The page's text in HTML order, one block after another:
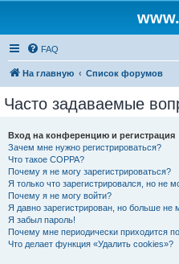
FAQ
На главную Список форумов
Часто задаваемые
Вход на конференцию и регистрация
Зачем мне нужно регистрироваться?
Что такое COPPA?
Почему я не могу зарегистрироваться?
Я только что зарегистрировался, но не
Почему я не могу войти?
Я давно зарегистрирован, но больше не
Я забыл пароль!
Почему мне периодически приходится
Что делает функция «Удалить cookies»?